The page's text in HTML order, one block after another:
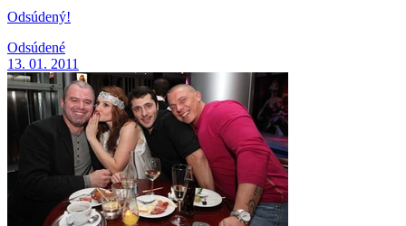
Odsúdený!
Odsúdené
13. 01. 2011